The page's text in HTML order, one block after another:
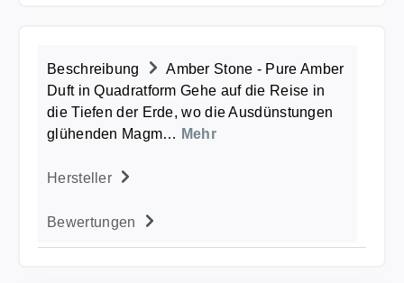
Beschreibung
Amber Stone - Pure Amber
Duft in Quadratform Gehe auf die Reise in
die Tiefen der Erde, wo die Ausdünstungen
glühenden Magm… Mehr
Hersteller
Bewertungen